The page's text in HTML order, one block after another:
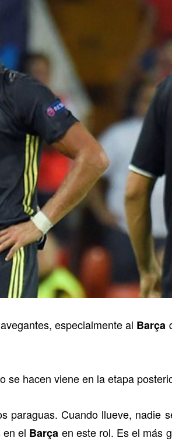
especialmente al Barça
se hacen viene en la etapa
paraguas. Cuando llueve, nadie
en el Barça en este rol. Es el más